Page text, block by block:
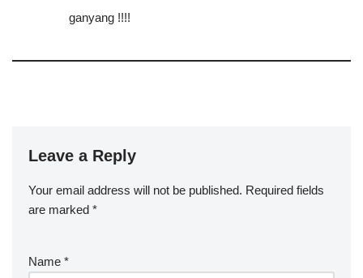
ganyang !!!!
Leave a Reply
Your email address will not be published. Required fields
are marked *
Name *